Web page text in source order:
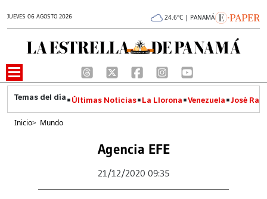
JUEVES 06 AGOSTO 2026 24.6°C | PANAMÁ
Últimas Noticias La Llorona Venezuela José
Inicio> Mundo
Agencia EFE
21/12/2020 09:35